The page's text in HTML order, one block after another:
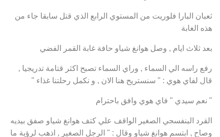
ثعبان البارا فلوريت من المستوي الرابع الذي قتل سابقا جاء من
هذه الغابة
بعد ثلاث ايام , وصل هوانغ شياو حافة غابة القمر الفضي
رفع راسه الي السماء , وراي السماء تصبح اكثر قتامة تدريجيا ,
قال لفاي هوي : " سنستريح هنا الان , و نكمل رحلتنا غذاء "
" نعم سيدي " فاي هوي وافق باحترام
القرد البنفسجي الصغير الواقف علي كتف هوانغ شياو صفق بيديه
وصاح , ابتسم هوانغ شياو وقال : " الرجل الصغير , اذهب لرؤية ما